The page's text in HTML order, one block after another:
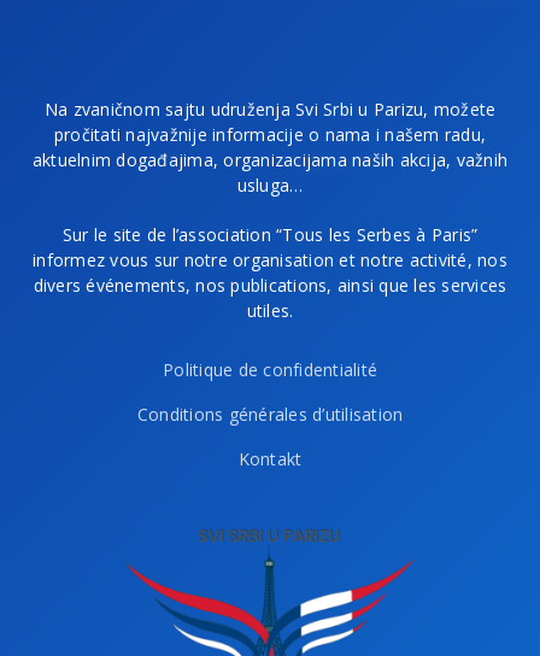
Na zvaničnom sajtu udruženja Svi Srbi u Parizu, možete
pročitati najvažnije informacije o nama i našem radu,
aktuelnim događajima, organizacijama naših akcija, važnih
usluga…
Sur le site de l’association “Tous les Serbes à Paris”
informez vous sur notre organisation et notre activité, nos
divers événements, nos publications, ainsi que les services
utiles.
Politique de confidentialité
Conditions générales d’utilisation
Kontakt